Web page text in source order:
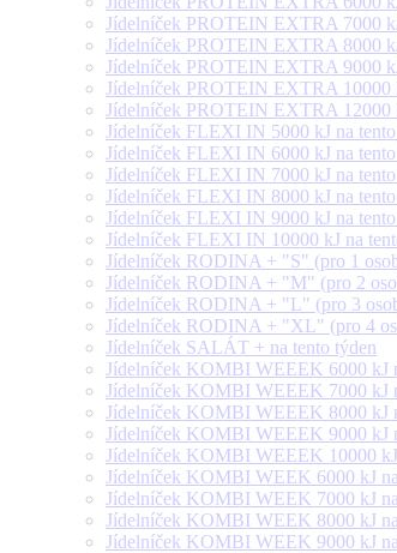
Jídelníček PROTEIN EXTRA 7000
Jídelníček PROTEIN EXTRA 8000
Jídelníček PROTEIN EXTRA 9000
Jídelníček PROTEIN EXTRA 10000
Jídelníček PROTEIN EXTRA 12000
Jídelníček FLEXI IN 5000 kJ na
Jídelníček FLEXI IN 6000 kJ na
Jídelníček FLEXI IN 7000 kJ na
Jídelníček FLEXI IN 8000 kJ na
Jídelníček FLEXI IN 9000 kJ na
Jídelníček FLEXI IN 10000 kJ na
Jídelníček RODINA + "S" (pro 1
Jídelníček RODINA + "M" (pro 2
Jídelníček RODINA + "L" (pro 3
Jídelníček RODINA + "XL" (pro 4
Jídelníček SALÁT + na tento týden
Jídelníček KOMBI WEEEK 6000 kJ
Jídelníček KOMBI WEEEK 7000 kJ
Jídelníček KOMBI WEEEK 8000 kJ
Jídelníček KOMBI WEEEK 9000 kJ
Jídelníček KOMBI WEEEK 10000
Jídelníček KOMBI WEEK 6000 kJ
Jídelníček KOMBI WEEK 7000 kJ
Jídelníček KOMBI WEEK 8000 kJ
Jídelníček KOMBI WEEK 9000 kJ